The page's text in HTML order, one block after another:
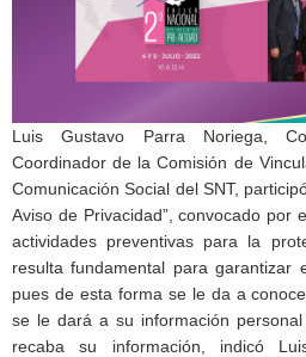
Luis Gustavo Parra Noriega,
Coordinador de la Comisión de
Comunicación Social del SNT,
Aviso de Privacidad”, convocado por
actividades preventivas para la
resulta fundamental para garantizar
pues de esta forma se le da a
se le dará a su información
recaba su información, indicó